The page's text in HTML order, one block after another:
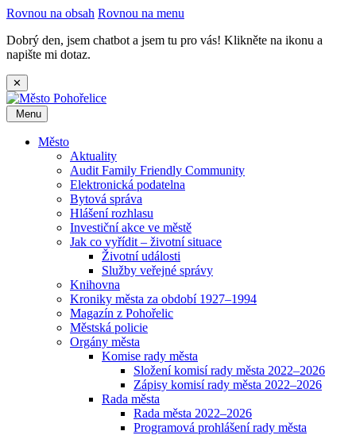
Rovnou na obsah Rovnou na menu
Dobrý den, jsem chatbot a jsem tu pro vás! Klikněte na ikonu a
napište mi dotaz.
✕
Menu
Město
Aktuality
Audit Family Friendly Community
Elektronická podatelna
Bytová správa
Hlášení rozhlasu
Investiční akce ve městě
Jak co vyřídit – životní situace
Životní události
Služby veřejné správy
Knihovna
Kroniky města za období 1927–1994
Magazín z Pohořelic
Městská policie
Orgány města
Komise rady města
Složení komisí rady města 2022–2026
Zápisy komisí rady města 2022–2026
Rada města
Rada města 2022–2026
Programová prohlášení rady města